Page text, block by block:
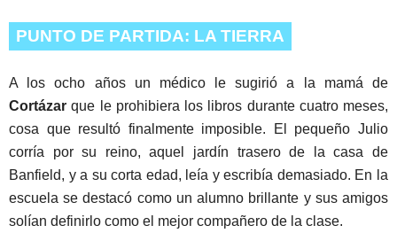
PUNTO DE PARTIDA: LA TIERRA
A los ocho años un médico le sugirió a la mamá de
Cortázar que le prohibiera los libros durante cuatro meses,
cosa que resultó finalmente imposible. El pequeño Julio
corría por su reino, aquel jardín trasero de la casa de
Banfield, y a su corta edad, leía y escribía demasiado. En la
escuela se destacó como un alumno brillante y sus amigos
solían definirlo como el mejor compañero de la clase.